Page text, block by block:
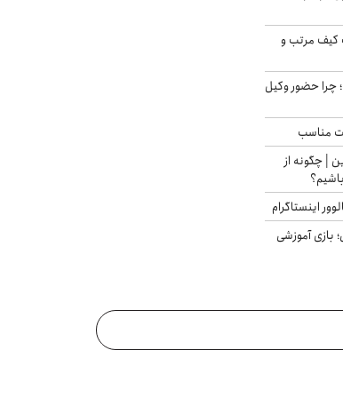
کیف مرتب و
چرا حضور وکیل
مناسب
| چگونه از
اینستاگرام
بازی آموزشی